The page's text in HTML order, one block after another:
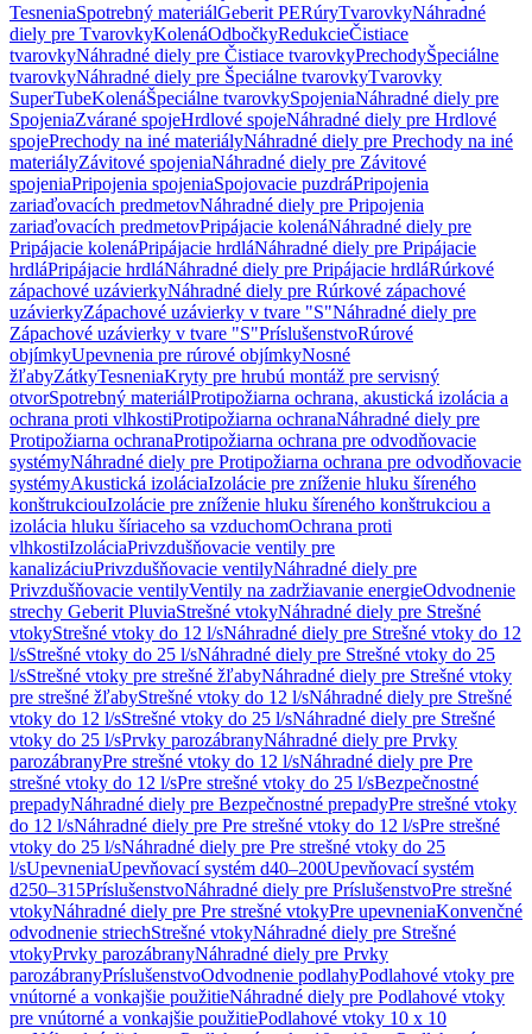
TesneniaSpotrebný materiálGeberit PERúryTvarovkyNáhradné
diely pre TvarovkyKolenáOdbočkyRedukcieČistiace
tvarovkyNáhradné diely pre Čistiace tvarovkyPrechodyŠpeciálne
tvarovkyNáhradné diely pre Špeciálne tvarovkyTvarovky
SuperTubeKolenáŠpeciálne tvarovkySpojeniaNáhradné diely pre
SpojeniaZvárané spojeHrdlové spojeNáhradné diely pre Hrdlové
spojePrechody na iné materiályNáhradné diely pre Prechody na iné
materiályZávitové spojeniaNáhradné diely pre Závitové
spojeniaPripojenia spojeniaSpojovacie puzdráPripojenia
zariaďovacích predmetovNáhradné diely pre Pripojenia
zariaďovacích predmetovPripájacie kolenáNáhradné diely pre
Pripájacie kolenáPripájacie hrdláNáhradné diely pre Pripájacie
hrdláPripájacie hrdláNáhradné diely pre Pripájacie hrdláRúrkové
zápachové uzávierkyNáhradné diely pre Rúrkové zápachové
uzávierkyZápachové uzávierky v tvare "S"Náhradné diely pre
Zápachové uzávierky v tvare "S"PríslušenstvoRúrové
objímkyUpevnenia pre rúrové objímkyNosné
žľabyZátkyTesneniaKryty pre hrubú montáž pre servisný
otvorSpotrebný materiálProtipožiarna ochrana, akustická izolácia a
ochrana proti vlhkostiProtipožiarna ochranaNáhradné diely pre
Protipožiarna ochranaProtipožiarna ochrana pre odvodňovacie
systémyNáhradné diely pre Protipožiarna ochrana pre odvodňovacie
systémyAkustická izoláciaIzolácie pre zníženie hluku šíreného
konštrukciouIzolácie pre zníženie hluku šíreného konštrukciou a
izolácia hluku šíriaceho sa vzduchomOchrana proti
vlhkostiIzoláciaPrivzdušňovacie ventily pre
kanalizáciuPrivzdušňovacie ventilyNáhradné diely pre
Privzdušňovacie ventilyVentily na zadržiavanie energieOdvodnenie
strechy Geberit PluviaStrešné vtokyNáhradné diely pre Strešné
vtokyStrešné vtoky do 12 l/sNáhradné diely pre Strešné vtoky do 12
l/sStrešné vtoky do 25 l/sNáhradné diely pre Strešné vtoky do 25
l/sStrešné vtoky pre strešné žľabyNáhradné diely pre Strešné vtoky
pre strešné žľabyStrešné vtoky do 12 l/sNáhradné diely pre Strešné
vtoky do 12 l/sStrešné vtoky do 25 l/sNáhradné diely pre Strešné
vtoky do 25 l/sPrvky parozábranyNáhradné diely pre Prvky
parozábranyPre strešné vtoky do 12 l/sNáhradné diely pre Pre
strešné vtoky do 12 l/sPre strešné vtoky do 25 l/sBezpečnostné
prepadyNáhradné diely pre Bezpečnostné prepadyPre strešné vtoky
do 12 l/sNáhradné diely pre Pre strešné vtoky do 12 l/sPre strešné
vtoky do 25 l/sNáhradné diely pre Pre strešné vtoky do 25
l/sUpevneniaUpevňovací systém d40–200Upevňovací systém
d250–315PríslušenstvoNáhradné diely pre PríslušenstvoPre strešné
vtokyNáhradné diely pre Pre strešné vtokyPre upevneniaKonvenčné
odvodnenie striechStrešné vtokyNáhradné diely pre Strešné
vtokyPrvky parozábranyNáhradné diely pre Prvky
parozábranyPríslušenstvoOdvodnenie podlahyPodlahové vtoky pre
vnútorné a vonkajšie použitieNáhradné diely pre Podlahové vtoky
pre vnútorné a vonkajšie použitiePodlahové vtoky 10 x 10